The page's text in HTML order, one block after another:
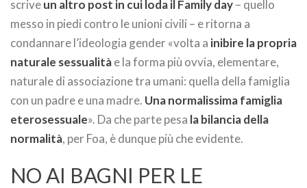
scriveun altro post in cui loda il Family day– quello
messo in piedi contro le unioni civili – e ritorna a
condannare l’ideologia gender «volta a inibire la propria
naturale sessualitàe la forma più ovvia, elementare,
naturale di associazione tra umani: quella della famiglia
con un padre e una madre. Una normalissima famiglia
eterosessuale». Da che parte pesa la bilancia della
normalità, per Foa, è dunque più che evidente.
NO AI BAGNI PER LE